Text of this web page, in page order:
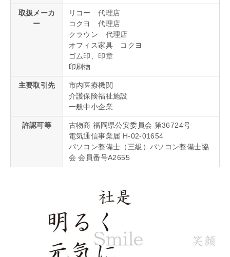
取扱メーカ
ー
リコー 代理店
コクヨ 代理店
クラウン 代理店
オフィス家具 コクヨ
ゴム印、印章
印刷物
主要取引先
市内医療機関
介護保険福祉施設
一般中小企業
許認可等
古物商 福岡県公安委員会 第36724号
電気通信事業届 H-02-01654
パソコン整備士（三級）パソコン整備士協
会 会員番号A2655